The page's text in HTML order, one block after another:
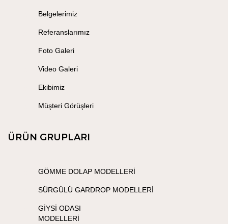
Belgelerimiz
Referanslarımız
Foto Galeri
Video Galeri
Ekibimiz
Müşteri Görüşleri
ÜRÜN GRUPLARI
GÖMME DOLAP MODELLERİ
SÜRGÜLÜ GARDROP MODELLERİ
GİYSİ ODASI
MODELLERİ